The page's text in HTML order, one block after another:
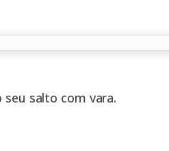
seu salto com vara.